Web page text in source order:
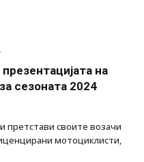
на
сезоната 2024
претстави своите возачи
мотоциклисти,